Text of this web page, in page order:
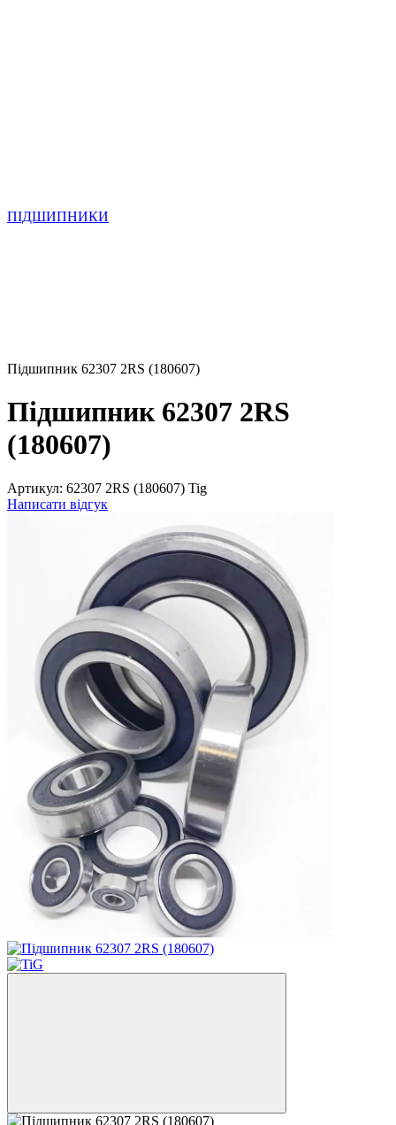
ПІДШИПНИКИ
Підшипник 62307 2RS (180607)
Підшипник 62307 2RS
(180607)
Артикул: 62307 2RS (180607) Tig
Написати відгук